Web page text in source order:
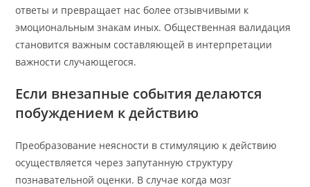
ответы и превращает нас более отзывчивыми к
эмоциональным знакам иных. Общественная валидация
становится важным составляющей в интерпретации
важности случающегося.
Если внезапные события делаются
побуждением к действию
Преобразование неясности в стимуляцию к действию
осуществляется через запутанную структуру
познавательной оценки. В случае когда мозг